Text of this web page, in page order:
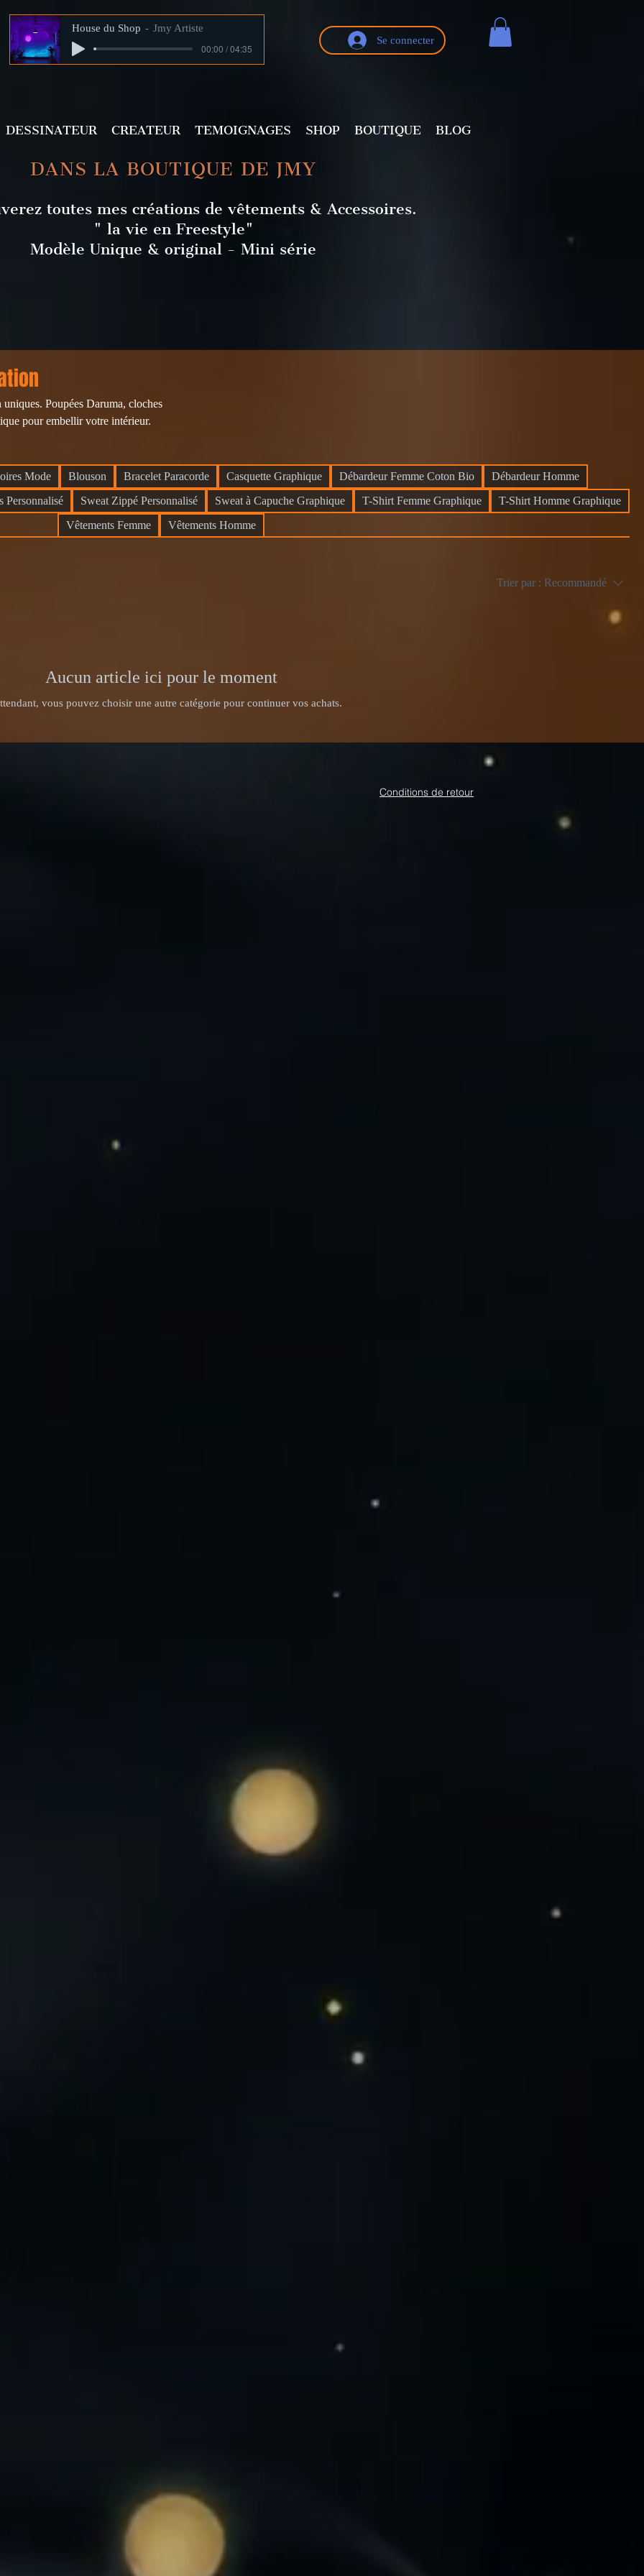
House du Shop Jmy Artiste
00:00 / 04:35
Se connecter
DANS LA BOUTIQUE DE JMY
toutes mes créations de vêtements & Accessoires.
" la vie en Freestyle"
Modèle Unique & original - Mini série
Poupées Daruma, cloches
pour embellir votre intérieur.
Mode Blouson Bracelet Paracorde Casquette Graphique Débardeur Femme Coton Bio
Débardeur Homme
Personnalisé
Sweat Zippé Personnalisé Sweat à Capuche Graphique T-Shirt Femme Graphique
T-Shirt Homme Graphique
Vêtements Femme
Vêtements Homme
Trier par : Recommandé
Aucun article ici pour le moment
vous pouvez choisir une autre catégorie pour continuer vos achats.
Conditions de retour
DESSINATEUR CREATEUR TEMOIGNAGES SHOP BOUTIQUE BLOG